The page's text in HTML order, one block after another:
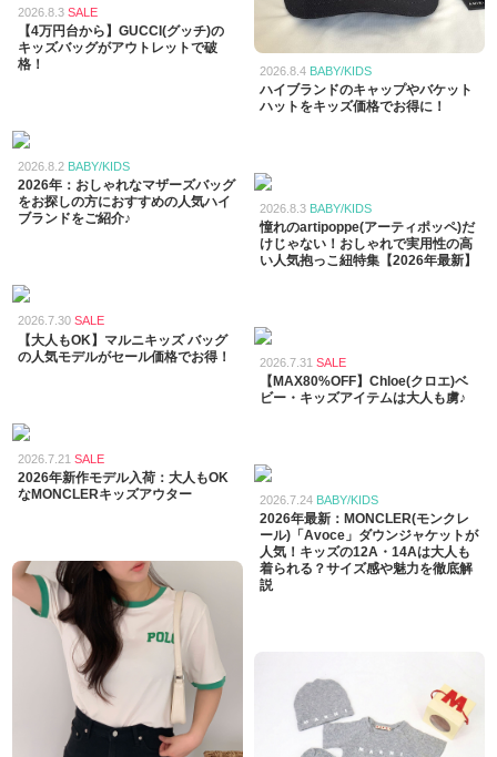
2026.8.3SALE
【4万円台から】GUCCI(グッチ)の
キッズバッグがアウトレットで破
格！
2026.8.2 BABY/KIDS
2026年：おしゃれなマザーズバッグ
をお探しの方におすすめの人気ハイ
ブランドをご紹介♪
2026.7.30SALE
【大人もOK】マルニキッズ バッグ
の人気モデルがセール価格でお得！
2026.7.21SALE
2026年新作モデル入荷：大人もOK
なMONCLERキッズアウター
2026.8.4 BABY/KIDS
ハイブランドのキャップやバケット
ハットをキッズ価格でお得に！
2026.8.3 BABY/KIDS
憧れのartipoppe(アーティポッペ)だ
けじゃない！おしゃれで実用性の高
い人気抱っこ紐特集【2026年最新】
2026.7.31 SALE
【MAX80%OFF】Chloe(クロエ)ベ
ビー・キッズアイテムは大人も虜♪
2026.7.24 BABY/KIDS
2026年最新：MONCLER(モンクレ
ール)「Avoce」ダウンジャケットが
人気！キッズの12A・14Aは大人も
着られる？サイズ感や魅力を徹底解
説